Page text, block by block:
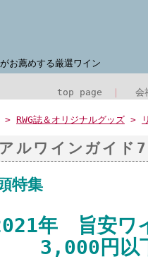
お薦めする厳選ワイン
top page 会
> RWG誌＆オリジナルグッズ >
ルワインガイド
特集
年 旨安
円以下